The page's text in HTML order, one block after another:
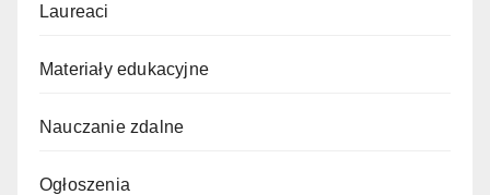
Laureaci
Materiały edukacyjne
Nauczanie zdalne
Ogłoszenia